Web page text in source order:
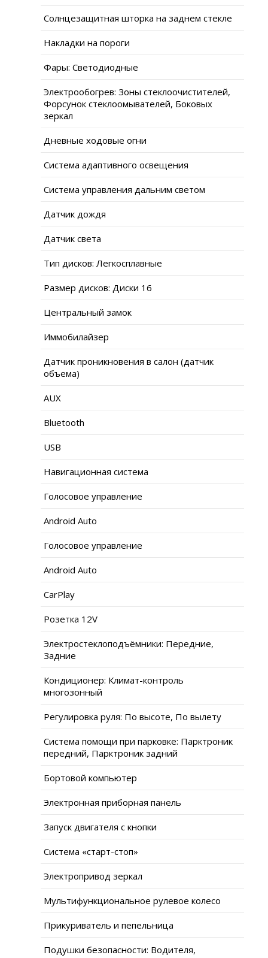
Солнцезащитная шторка на заднем стекле
Накладки на пороги
Фары: Светодиодные
Электрообогрев: Зоны стеклоочистителей,
Форсунок стеклоомывателей, Боковых
зеркал
Дневные ходовые огни
Система адаптивного освещения
Система управления дальним светом
Датчик дождя
Датчик света
Тип дисков: Легкосплавные
Размер дисков: Диски 16
Центральный замок
Иммобилайзер
Датчик проникновения в салон (датчик
объема)
AUX
Bluetooth
USB
Навигационная система
Голосовое управление
Android Auto
Голосовое управление
Android Auto
CarPlay
Розетка 12V
Электростеклоподъёмники: Передние,
Задние
Кондиционер: Климат-контроль
многозонный
Регулировка руля: По высоте, По вылету
Система помощи при парковке: Парктроник
передний, Парктроник задний
Бортовой компьютер
Электронная приборная панель
Запуск двигателя с кнопки
Система «старт-стоп»
Электропривод зеркал
Мультифункциональное рулевое колесо
Прикуриватель и пепельница
Подушки безопасности: Водителя,